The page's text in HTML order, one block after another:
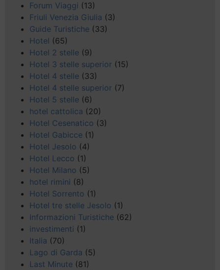
Forum Viaggi (13)
Friuli Venezia Giulia (3)
Guide Turistiche (33)
Hotel (65)
Hotel 2 stelle (9)
Hotel 3 stelle superior (15)
Hotel 4 stelle (33)
Hotel 4 stelle superior (7)
Hotel 5 stelle (6)
hotel cattolica (20)
Hotel Cesenatico (3)
Hotel Gabicce (1)
Hotel Jesolo (4)
Hotel Lecco (1)
Hotel Milano (5)
hotel rimini (8)
Hotel Sorrento (1)
Hotel tre stelle Jesolo (1)
Informazioni Turistiche (62)
investimenti (1)
Italia (70)
Lago di Garda (5)
Last Minute (81)